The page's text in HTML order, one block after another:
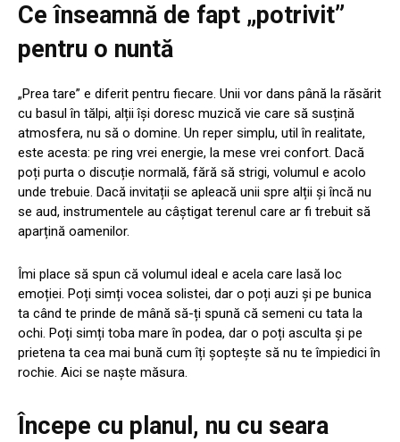
Ce înseamnă de fapt „potrivit”
pentru o nuntă
„Prea tare” e diferit pentru fiecare. Unii vor dans până la răsărit
cu basul în tălpi, alții își doresc muzică vie care să susțină
atmosfera, nu să o domine. Un reper simplu, util în realitate,
este acesta: pe ring vrei energie, la mese vrei confort. Dacă
poți purta o discuție normală, fără să strigi, volumul e acolo
unde trebuie. Dacă invitații se apleacă unii spre alții și încă nu
se aud, instrumentele au câștigat terenul care ar fi trebuit să
aparțină oamenilor.
Îmi place să spun că volumul ideal e acela care lasă loc
emoției. Poți simți vocea solistei, dar o poți auzi și pe bunica
ta când te prinde de mână să-ți spună că semeni cu tata la
ochi. Poți simți toba mare în podea, dar o poți asculta și pe
prietena ta cea mai bună cum îți șoptește să nu te împiedici în
rochie. Aici se naște măsura.
Începe cu planul, nu cu seara